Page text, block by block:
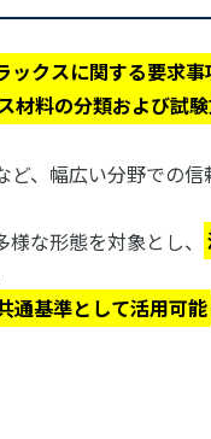
クスに関する要求事
材料の分類および試
ど、幅広い分野での
な形態を対象とし、
通基準として活用可能